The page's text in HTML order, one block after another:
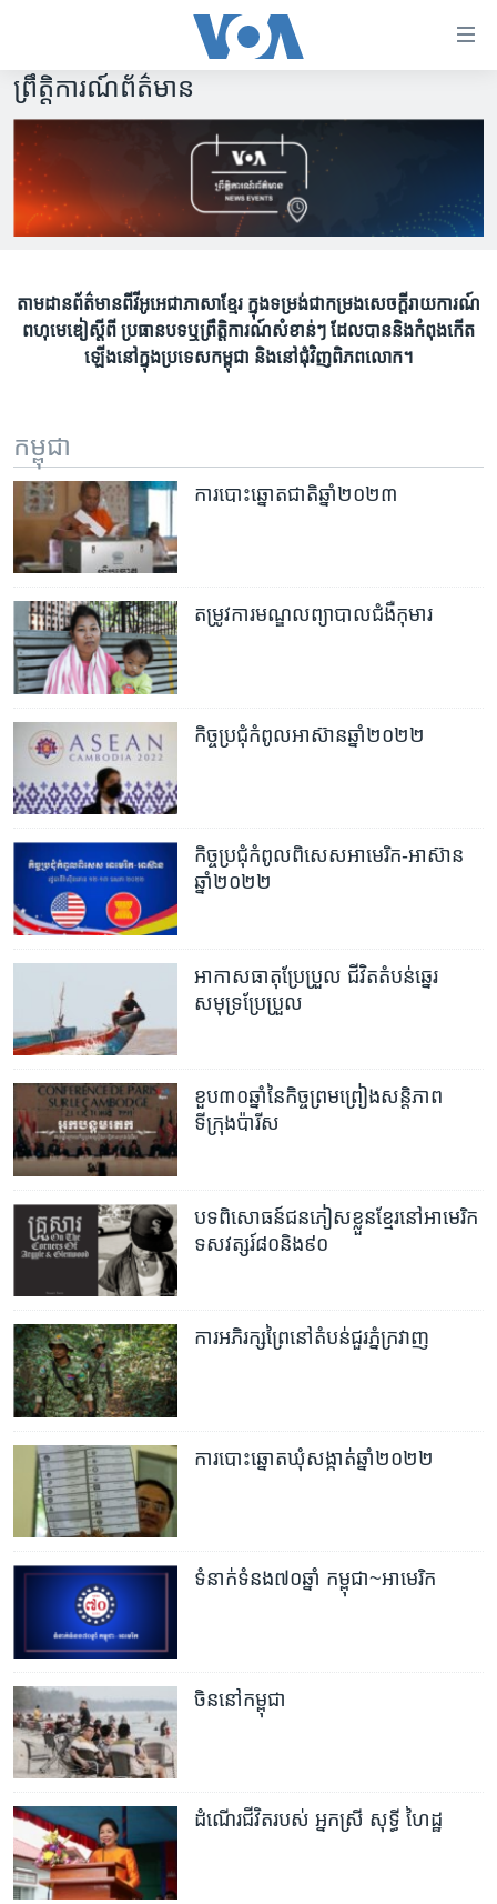
គេហទំព័រ​
ទាក់ទង
រំលង​
និង​
ចូល​
ទៅ​​
ទៅ​
ទំព័រ​
រចនា
រំលង​
ចូល​
ទៅ​
កាន់​
ទំព័រ​
កម្ពុជា
អន្តរជាតិ
អាមេរិក
ចិន
កម្ពុជាច្នៃប្រតិដ្ឋ
ព្រឹត្តិការណ៍ព័ត៌មាន
វិទ្យុ / ផតខាសថ៍
កម្មវិធីទាំងអស់
Khmer English
ភាសា
ព្រឹត្តិការណ៍ព័ត៌មាន
តាមដាន​ព័ត៌មាន​ពី​វីអូអេ​ជា​ភាសាខ្មែរ ក្នុង​ទម្រង់​ជា​កម្រង​សេចក្តីរាយការណ៍​
ពហុមេឌៀ​ស្តីពី ប្រធានបទឬ​ព្រឹត្តិការណ៍​សំខាន់ៗ ដែល​បាន​និង​កំពុង​កើត​
ឡើងនៅក្នុង​ប្រទេស​កម្ពុជា​ និង​នៅ​ជុំវិញ​ពិភពលោក។
កម្ពុជា
ការបោះឆ្នោតជាតិឆ្នាំ២០២៣
តម្រូវការ​មណ្ឌលព្យាបាលជំងឺកុមារ​
កិច្ច​ប្រជុំ​កំពូល​អាស៊ាន​ឆ្នាំ២០២២
កិច្ចប្រជុំ​កំពូល​ពិសេស​អាមេរិក-អាស៊ាន​
ឆ្នាំ២០២២
អាកាសធាតុប្រែប្រួល ជីវិតតំបន់ឆ្នេរ
សមុទ្រប្រែប្រួល
ខួប​៣០​ឆ្នាំ​នៃ​កិច្ចព្រមព្រៀង​សន្តិភាព​
ទីក្រុង​ប៉ារីស
បទពិសោធន៍​ជនភៀស​ខ្លួន​ខ្មែរ​នៅ​​អាមេរិក​
ទសវត្សរ៍​៨០​និង​៩០
ការអភិរក្សព្រៃនៅតំបន់ជួរភ្នំក្រវាញ
ការ​បោះឆ្នោត​ឃុំ​សង្កាត់​ឆ្នាំ២០២២
ទំនាក់ទំនង៧០ឆ្នាំ កម្ពុជា‍~អាមេរិក
ចិននៅកម្ពុជា
ដំណើរជីវិតរបស់ អ្នកស្រី សុទ្ធី ហៃដ្ឋ